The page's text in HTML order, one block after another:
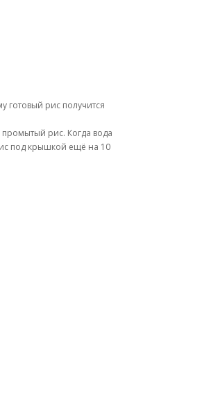
готовый рис получится
рис. Когда вода
под крышкой ещё на 10